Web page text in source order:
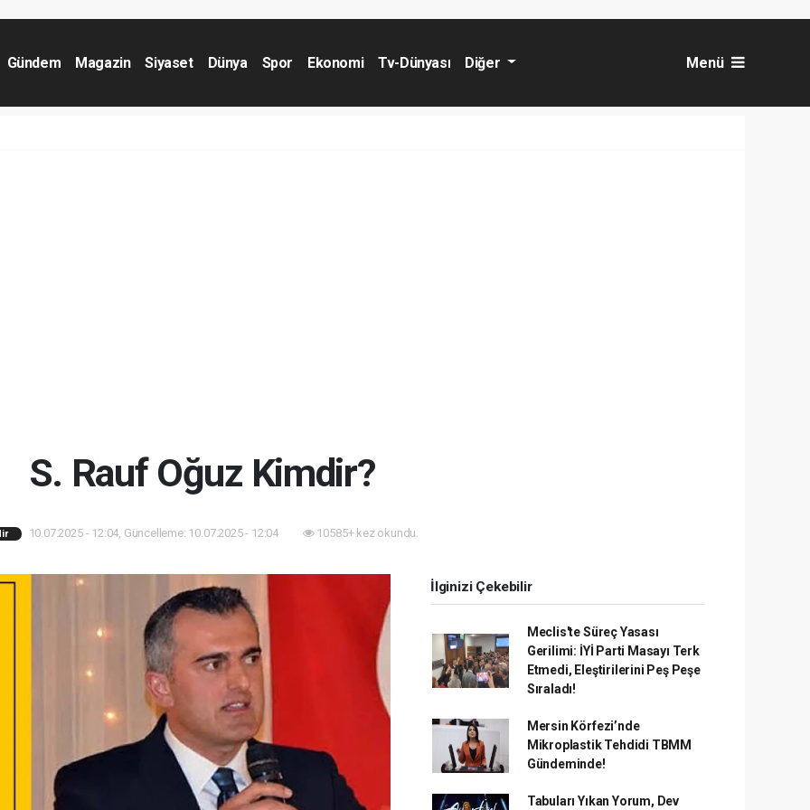
Gündem Magazin Siyaset Dünya Spor Ekonomi Tv-Dünyası Diğer Menü
S. Rauf Oğuz Kimdir?
10.07.2025 - 12:04, Güncelleme: 10.07.2025 - 12:04 10585+ kez okundu.
İlginizi Çekebilir
Meclis'te Süreç Yasası
Gerilimi: İYİ Parti Masayı Terk
Etmedi, Eleştirilerini Peş Peşe
Sıraladı!
Mersin Körfezi’nde
Mikroplastik Tehdidi TBMM
Gündeminde!
Tabuları Yıkan Yorum, Dev